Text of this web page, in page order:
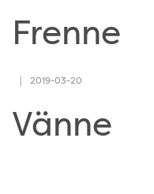
Frenne
2019-03-20
Vänne